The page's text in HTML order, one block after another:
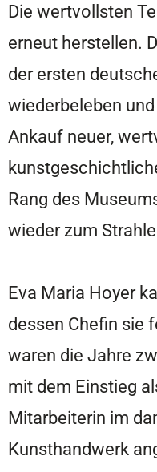
Die wertvollsten
erneut herstellen.
der ersten
wiederbeleben
Ankauf neuer,
Rang des
wieder zum
Eva Maria Hoyer
dessen Chefin sie
waren die Jahre
mit dem Einstieg
Mitarbeiterin im
Kunsthandwerk